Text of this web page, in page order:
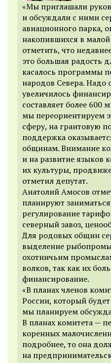
«Мы приглашали
и обсуждали с ними
авиационного парка,
накопившихся в
отметить, что
это большая радость
касалось программы
народов Севера. Надо
увеличилось
составляет более 600
мы переориентируем
сферу, на грантовую
поддержка
общинам. Внимание
и на развитие языков
их культуры,
отметил депутат.
Анатолий Амосов
планируют
регулирование
северный завоз,
Для родовых общин
выделение
охотничьим
волков, так как их
финансирование.
«В планах членов
России, который
мы планируем
В планах комитета —
коренных
подробнее, то она
на